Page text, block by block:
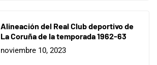
Alineación del Real Club deportivo de
La Coruña de la temporada 1962-63
noviembre 10, 2023